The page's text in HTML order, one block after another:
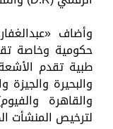
طبية تقدم
والبحيرة
والقاهرة
لترخيص المنشأت